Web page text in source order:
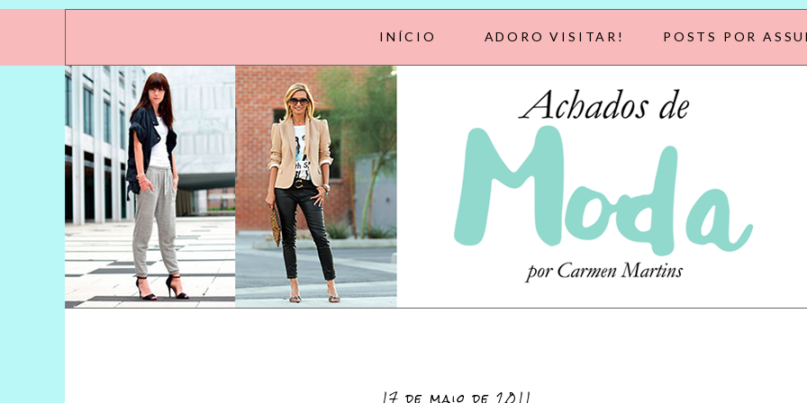
INÍCIO ADORO VISITAR! POSTS POR